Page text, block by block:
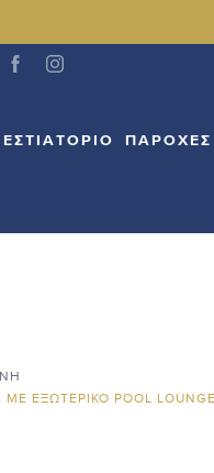
ΕΣΤΙΑΤΌΡΙΟ ΠΑΡΟΧΈΣ
ΜΕ ΕΞΩΤΕΡΙΚΌ POOL